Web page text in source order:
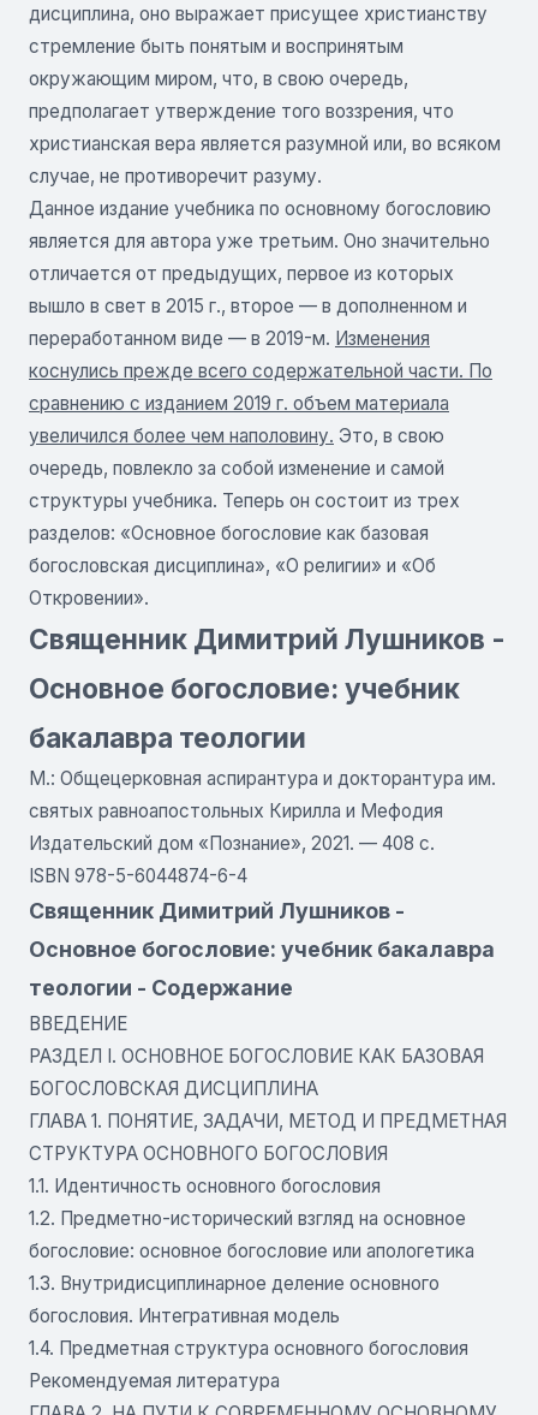
дисциплина, оно выражает присущее христианству
стремление быть понятым и воспринятым
окружающим миром, что, в свою очередь,
предполагает утверждение того воззрения, что
христианская вера является разумной или, во всяком
случае, не противоречит разуму.
Данное издание учебника по основному богословию
является для автора уже третьим. Оно значительно
отличается от предыдущих, первое из которых
вышло в свет в 2015 г., второе — в дополненном и
переработанном виде — в 2019-м. Изменения
коснулись прежде всего содержательной части. По
сравнению с изданием 2019 г. объем материала
увеличился более чем наполовину. Это, в свою
очередь, повлекло за собой изменение и самой
структуры учебника. Теперь он состоит из трех
разделов: «Основное богословие как базовая
богословская дисциплина», «О религии» и «Об
Откровении».
Священник Димитрий Лушников -
Основное богословие: учебник
бакалавра теологии
М.: Общецерковная аспирантура и докторантура им.
святых равноапостольных Кирилла и Мефодия
Издательский дом «Познание», 2021. — 408 с.
ISBN 978-5-6044874-6-4
Священник Димитрий Лушников -
Основное богословие: учебник бакалавра
теологии - Содержание
ВВЕДЕНИЕ
РАЗДЕЛ I. ОСНОВНОЕ БОГОСЛОВИЕ КАК БАЗОВАЯ
БОГОСЛОВСКАЯ ДИСЦИПЛИНА
ГЛАВА 1. ПОНЯТИЕ, ЗАДАЧИ, МЕТОД И ПРЕДМЕТНАЯ
СТРУКТУРА ОСНОВНОГО БОГОСЛОВИЯ
1.1. Идентичность основного богословия
1.2. Предметно-исторический взгляд на основное
богословие: основное богословие или апологетика
1.3. Внутридисциплинарное деление основного
богословия. Интегративная модель
1.4. Предметная структура основного богословия
Рекомендуемая литература